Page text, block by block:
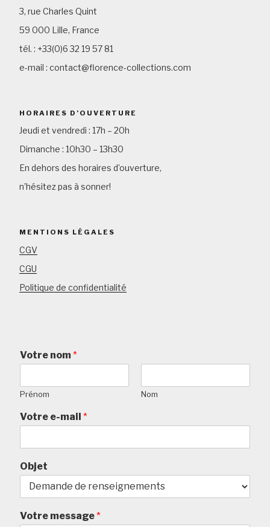
3, rue Charles Quint
59 000 Lille, France
tél. : +33(0)6 32 19 57 81
e-mail : contact@florence-collections.com
HORAIRES D’OUVERTURE
Jeudi et vendredi : 17h – 20h
Dimanche : 10h30 – 13h30
En dehors des horaires d’ouverture,
n’hésitez pas à sonner!
MENTIONS LÉGALES
CGV
CGU
Politique de confidentialité
Votre nom*
Prénom Nom
Votre e-mail *
Objet
Votre message*